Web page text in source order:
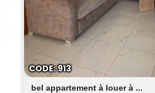
bel appartement à louer à ...
CODE: 913